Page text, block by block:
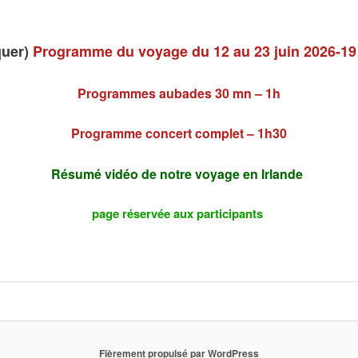
Programme du voyage du 12 au 23 juin 2026-
Programmes aubades 30 mn – 1h
Programme concert complet – 1h30
Résumé vidéo de notre voyage en Irlande
page réservée aux participants
Fièrement propulsé par WordPress